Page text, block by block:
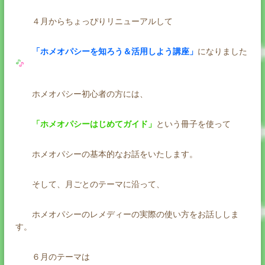
４月からちょっぴりリニューアルして
「ホメオパシーを知ろう＆活用しよう講座」 になりました
ホメオパシー初心者の方には、
「ホメオパシーはじめてガイド」 という冊子を使って
ホメオパシーの基本的なお話をいたします。
そして、月ごとのテーマに沿って、
ホメオパシーのレメディーの実際の使い方をお話ししま
す。
６月のテーマは